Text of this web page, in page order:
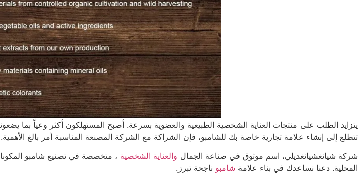
يتزايد الطلب على منتجات العناية الشخصية الطبيعية والعضوية بسرعة. أصبح المستهلكون أكثر وعياً بما
تتطلع إلى إنشاء علامة تجارية خاصة بك للشامبو، فإن الشراكة مع الشركة المصنعة المناسبة أمر بالغ الأهمية.
شركة شيانغشيانغديلي، اسم موثوق في صناعة الجمال والعناية الشخصية ، متخصصة في تصنيع شامبو
المحلية. دعنا نساعدك في بناء علامة شامبو ناجحة تبرز.